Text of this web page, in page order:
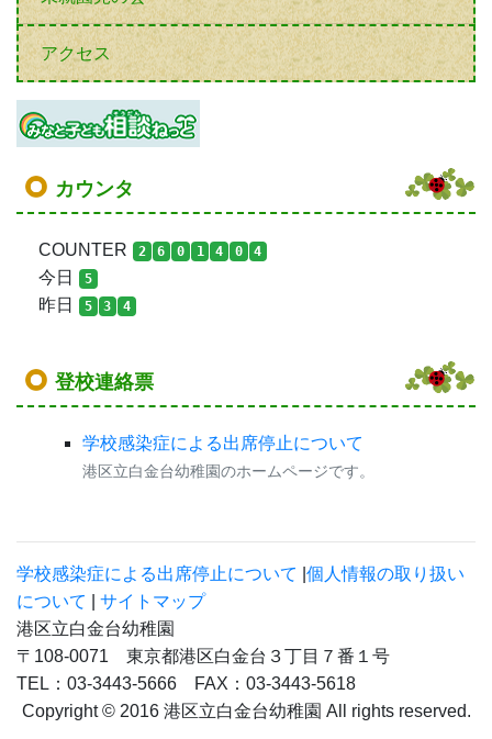
アクセス
カウンタ
COUNTER 2 6 0 1 4 0 4
今日 5
昨日 5 3 4
登校連絡票
学校感染症による出席停止について
港区立白金台幼稚園のホームページです。
学校感染症による出席停止について 個人情報の取り扱い
について
サイトマップ
港区立白金台幼稚園
〒108-0071 東京都港区白金台３丁目７番１号
TEL：03-3443-5666 FAX：03-3443-5618
Copyright © 2016 港区立白金台幼稚園 All rights reserved.